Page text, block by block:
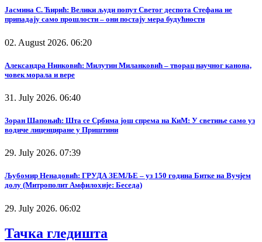
Јасмина С. Ћирић: Велики људи попут Светог деспота Стефана не
припадају само прошлости – они постају мера будућности
02. August 2026. 06:20
Александра Нинковић: Милутин Миланковић – творац научног канона,
човек морала и вере
31. July 2026. 06:40
Зоран Шапоњић: Шта се Србима још спрема на КиМ: У светиње само уз
водиче лиценциране у Приштини
29. July 2026. 07:39
Љубомир Ненадовић: ГРУДА ЗЕМЉЕ – уз 150 година Битке на Вучјем
долу (Митрополит Амфилохије: Беседа)
29. July 2026. 06:02
Тачка гледишта